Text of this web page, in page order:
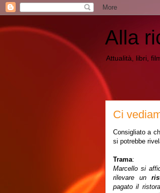
Alla
Attualità, libri,
Ci
Consigliato a
si potrebbe
Trama:
Marcello si
rilevare un
pagato il